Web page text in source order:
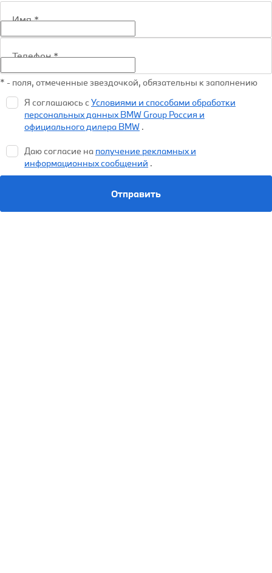
Имя*
Телефон*
* - поля, отмеченные звездочкой, обязательны к заполнению
Я соглашаюсь сУсловиями и способами обработки
персональных данных BMW Group Россия и
официального дилера BMW .
Даю согласие на получение рекламных и
информационных сообщений .
Отправить